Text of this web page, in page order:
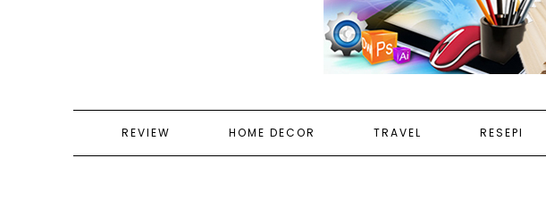
REVIEW HOME DECOR TRAVEL RESEPI